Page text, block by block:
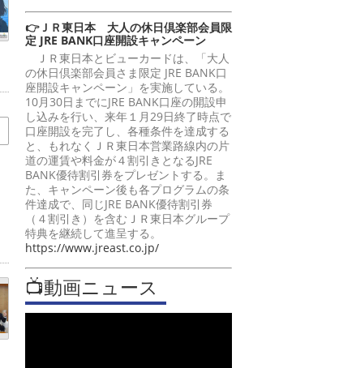
👉ＪＲ東日本 大人の休日倶楽部会員限
定 JRE BANK口座開設キャンペーン
ＪＲ東日本とビューカードは、「大人
の休日倶楽部会員さま限定 JRE BANK口
座開設キャンペーン」を実施している。
10月30日までにJRE BANK口座の開設申
し込みを行い、来年１月29日終了時点で
口座開設を完了し、各種条件を達成する
と、もれなくＪＲ東日本営業路線内の片
道の運賃や料金が４割引きとなるJRE
BANK優待割引券をプレゼントする。ま
た、キャンペーン後も各プログラムの条
件達成で、同じJRE BANK優待割引券
（４割引き）を含むＪＲ東日本グループ
特典を継続して進呈する。
https://www.jreast.co.jp/
📺動画ニュース